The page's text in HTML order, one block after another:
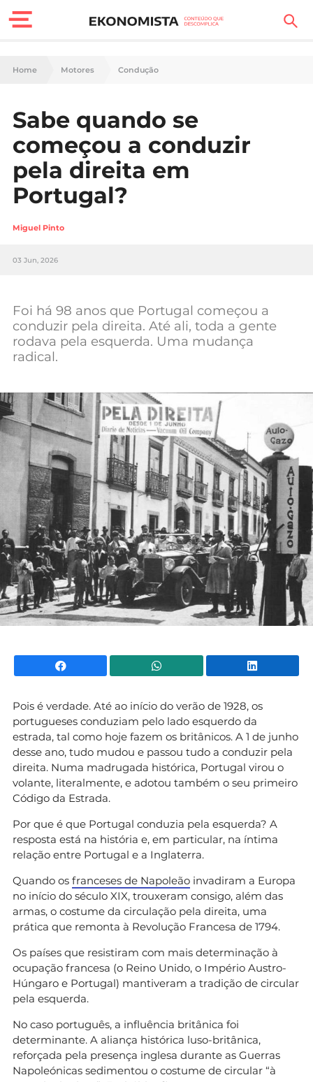
Finanças Pessoais
Carreira
Casa
Lifestyle
Sociedade
Tecnologia
Negócios
Mundial 2026
Home Motores Condução
Sabe quando se
começou a conduzir
pela direita em
Portugal?
Miguel Pinto
03 Jun, 2026
Foi há 98 anos que Portugal começou a
conduzir pela direita. Até ali, toda a gente
rodava pela esquerda. Uma mudança
radical.
Facebook WhatsApp
Pois é verdade. Até ao início do verão de 1928, os
portugueses conduziam pelo lado esquerdo da
estrada, tal como hoje fazem os britânicos. A 1 de junho
desse ano, tudo mudou e passou tudo a conduzir pela
direita. Numa madrugada histórica, Portugal virou o
volante, literalmente, e adotou também o seu primeiro
Código da Estrada.
Por que é que Portugal conduzia pela esquerda? A
resposta está na história e, em particular, na íntima
relação entre Portugal e a Inglaterra.
Quando os franceses de Napoleão invadiram a Europa
no início do século XIX, trouxeram consigo, além das
armas, o costume da circulação pela direita, uma
prática que remonta à Revolução Francesa de 1794.
Os países que resistiram com mais determinação à
ocupação francesa (o Reino Unido, o Império Austro-
Húngaro e Portugal) mantiveram a tradição de circular
pela esquerda.
No caso português, a influência britânica foi
determinante. A aliança histórica luso-britânica,
reforçada pela presença inglesa durante as Guerras
Napoleónicas sedimentou o costume de circular “à